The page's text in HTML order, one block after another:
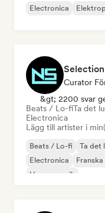
Electronica
Selection
Curator
&gt; 2200 svar
Beats / Lo-fiTa det
Electronica
Lägg till artister i
Beats / Lo-fi Ta det
Electronica
Franska
House-musik